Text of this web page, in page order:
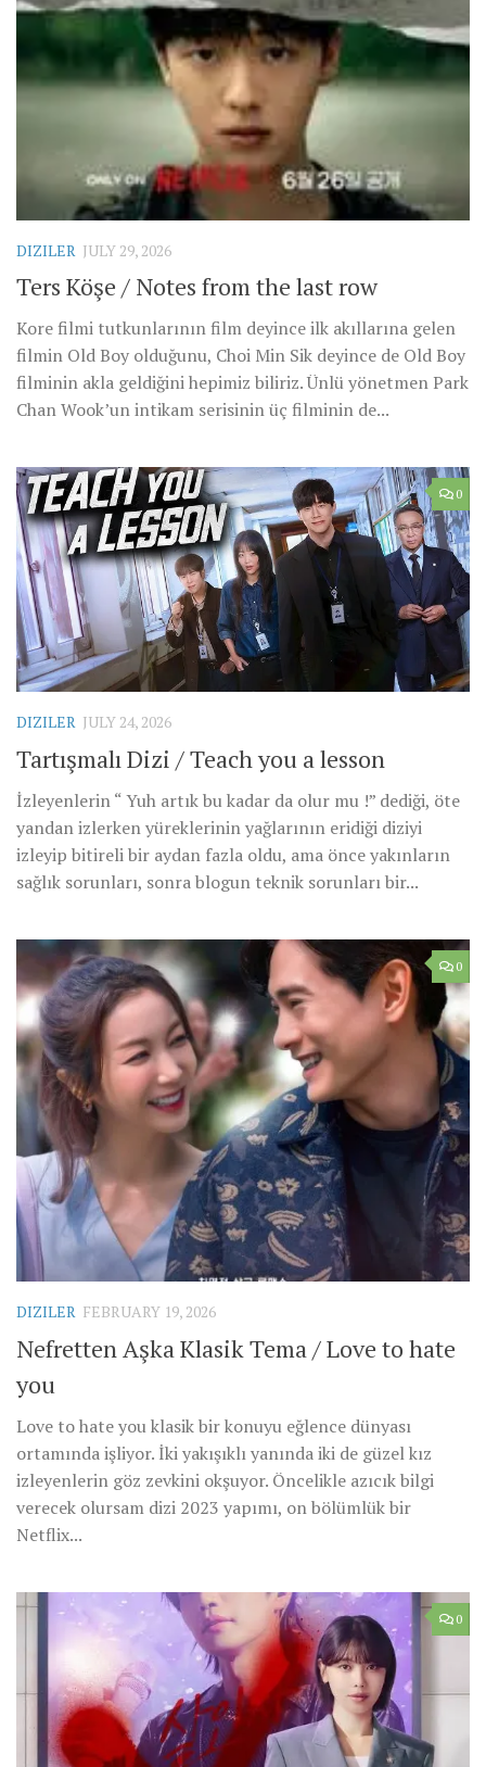
DIZILER JULY 29, 2026
Ters Köşe / Notes from the last row
Kore filmi tutkunlarının film deyince ilk akıllarına gelen
filmin Old Boy olduğunu, Choi Min Sik deyince de Old Boy
filminin akla geldiğini hepimiz biliriz. Ünlü yönetmen Park
Chan Wook’un intikam serisinin üç filminin de...
0
DIZILER JULY 24, 2026
Tartışmalı Dizi / Teach you a lesson
İzleyenlerin “ Yuh artık bu kadar da olur mu !” dediği, öte
yandan izlerken yüreklerinin yağlarının eridiği diziyi
izleyip bitireli bir aydan fazla oldu, ama önce yakınların
sağlık sorunları, sonra blogun teknik sorunları bir...
0
DIZILER FEBRUARY 19, 2026
Nefretten Aşka Klasik Tema / Love to hate
you
Love to hate you klasik bir konuyu eğlence dünyası
ortamında işliyor. İki yakışıklı yanında iki de güzel kız
izleyenlerin göz zevkini okşuyor. Öncelikle azıcık bilgi
verecek olursam dizi 2023 yapımı, on bölümlük bir
Netflix...
0